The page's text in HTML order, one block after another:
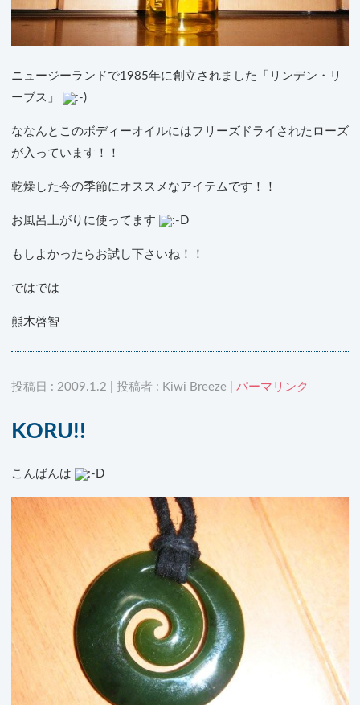
ニュージーランドで1985年に創立されました「リンデン・リ
ーブス」
ななんとこのボディーオイルにはフリーズドライされたローズ
が入っています！！
乾燥した今の季節にオススメなアイテムです！！
お風呂上がりに使ってます
もしよかったらお試し下さいね！！
ではでは
熊木啓智
投稿日 : 2009.1.2 | 投稿者 : Kiwi Breeze | パーマリンク
KORU!!
こんばんは